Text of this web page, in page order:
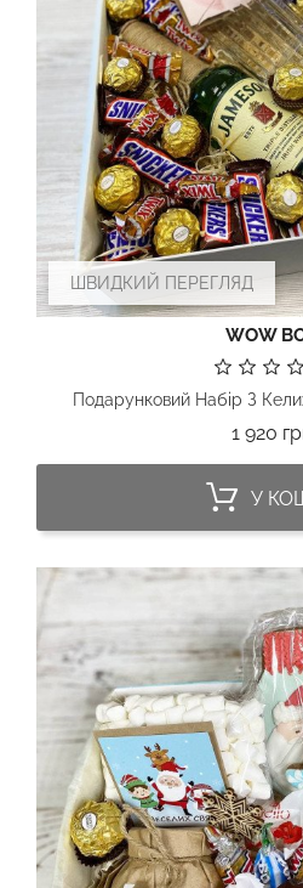
ШВИДКИЙ ПЕРЕГЛЯД
WOW
Подарунковий Набір З
1 920
У